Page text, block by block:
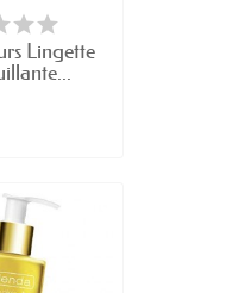
Lingette